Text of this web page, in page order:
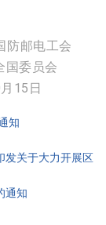
邮电工会
委员会
日
知
发关于大力开展区
通知